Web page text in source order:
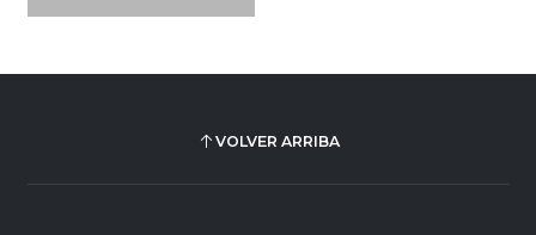
VOLVER ARRIBA